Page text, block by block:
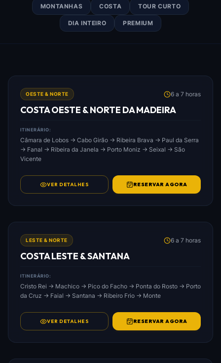
MONTANHAS COSTA TOUR CURTO
DIA INTEIRO PREMIUM
OESTE & NORTE
6 a 7 horas
COSTA OESTE & NORTE DA MADEIRA
ITINERÁRIO:
Câmara de Lobos → Cabo Girão → Ribeira Brava → Paul da Serra
→ Fanal → Ribeira da Janela → Porto Moniz → Seixal → São
Vicente
VER DETALHES RESERVAR AGORA
LESTE & NORTE
6 a 7 horas
COSTA LESTE & SANTANA
ITINERÁRIO:
Cristo Rei → Machico → Pico do Facho → Ponta do Rosto → Porto
da Cruz → Faial → Santana → Ribeiro Frio → Monte
VER DETALHES RESERVAR AGORA